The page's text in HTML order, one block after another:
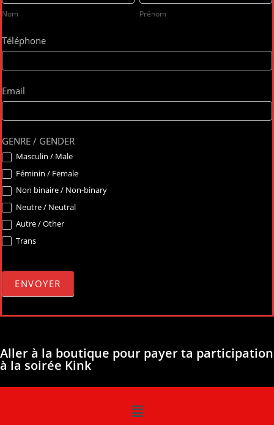
Nom Prénom
Téléphone
Email
GENRE / GENDER
Masculin / Male
Féminin / Female
Non binaire / Non-binary
Neutre / Neutral
Autre / Other
Trans
ENVOYER
Aller à la boutique pour payer ta participation
à la soirée Kink